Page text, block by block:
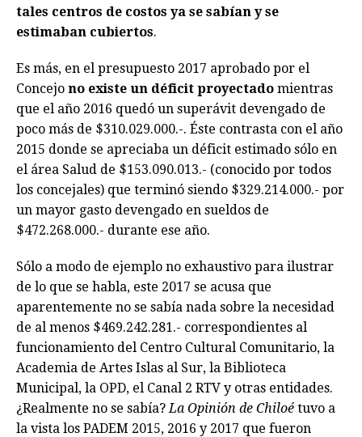
tales centros de costos ya se sabían y se
estimaban cubiertos.
Es más, en el presupuesto 2017 aprobado por el
Concejo no existe un déficit proyectado mientras
que el año 2016 quedó un superávit devengado de
poco más de $310.029.000.-. Éste contrasta con el año
2015 donde se apreciaba un déficit estimado sólo en
el área Salud de $153.090.013.- (conocido por todos
los concejales) que terminó siendo $329.214.000.- por
un mayor gasto devengado en sueldos de
$472.268.000.- durante ese año.
Sólo a modo de ejemplo no exhaustivo para ilustrar
de lo que se habla, este 2017 se acusa que
aparentemente no se sabía nada sobre la necesidad
de al menos $469.242.281.- correspondientes al
funcionamiento del Centro Cultural Comunitario, la
Academia de Artes Islas al Sur, la Biblioteca
Municipal, la OPD, el Canal 2 RTV y otras entidades.
¿Realmente no se sabía?La Opinión de Chiloé tuvo a
la vista los PADEM 2015, 2016 y 2017 que fueron